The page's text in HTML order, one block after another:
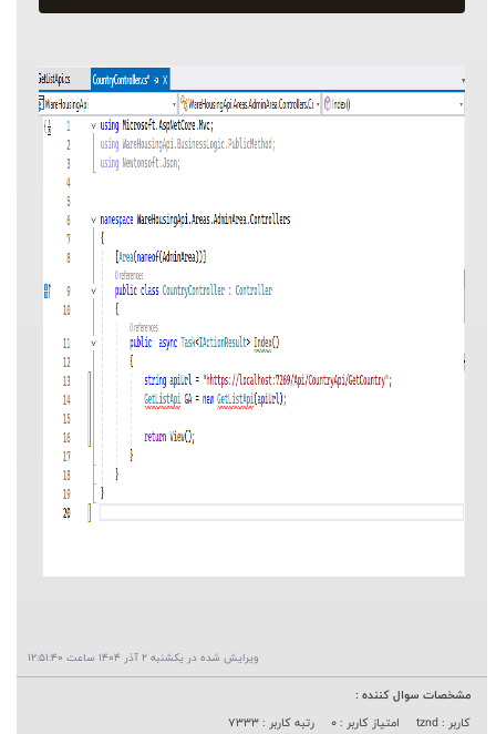
ویرایش شده در یکشنبه 2 آذر 1404 ساعت 12:51:40
مشخصات سوال کننده :
کاربر : tznd
امتیاز کاربر : 0 رتبه کاربر : 7333